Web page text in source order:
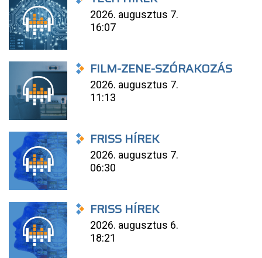
2026. augusztus 7.
16:07
FILM-ZENE-SZÓRAKOZÁS
2026. augusztus 7.
11:13
FRISS HÍREK
2026. augusztus 7.
06:30
FRISS HÍREK
2026. augusztus 6.
18:21